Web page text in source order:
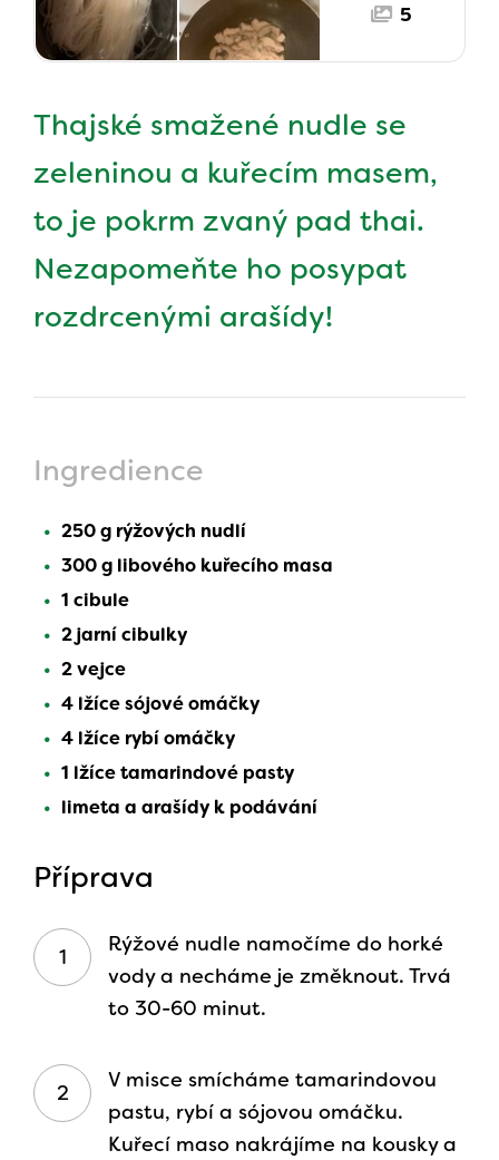
5
Thajské smažené nudle se
zeleninou a kuřecím masem,
to je pokrm zvaný pad thai.
Nezapomeňte ho posypat
rozdrcenými arašídy!
Ingredience
250 g rýžových nudlí
300 g libového kuřecího masa
1 cibule
2 jarní cibulky
2 vejce
4 lžíce sójové omáčky
4 lžíce rybí omáčky
1 lžíce tamarindové pasty
limeta a arašídy k podávání
Příprava
Rýžové nudle namočíme do horké
vody a necháme je změknout. Trvá
to 30-60 minut.
V misce smícháme tamarindovou
pastu, rybí a sójovou omáčku.
Kuřecí maso nakrájíme na kousky a